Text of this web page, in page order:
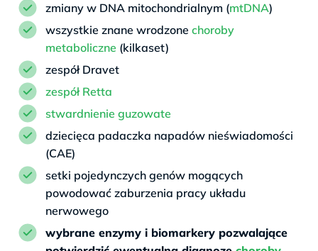
zmiany w DNA mitochondrialnym (mtDNA)
wszystkie znane wrodzone choroby
metaboliczne (kilkaset)
zespół Dravet
zespół Retta
stwardnienie guzowate
dziecięca padaczka napadów nieświadomości
(CAE)
setki pojedynczych genów mogących
powodować zaburzenia pracy układu
nerwowego
wybrane enzymy i biomarkery pozwalające